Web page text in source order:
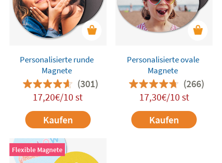
Personalisierte runde
Magnete
(301)
17,20€/10 st
Kaufen
Personalisierte ovale
Magnete
(266)
17,30€/10 st
Kaufen
Flexible Magnete